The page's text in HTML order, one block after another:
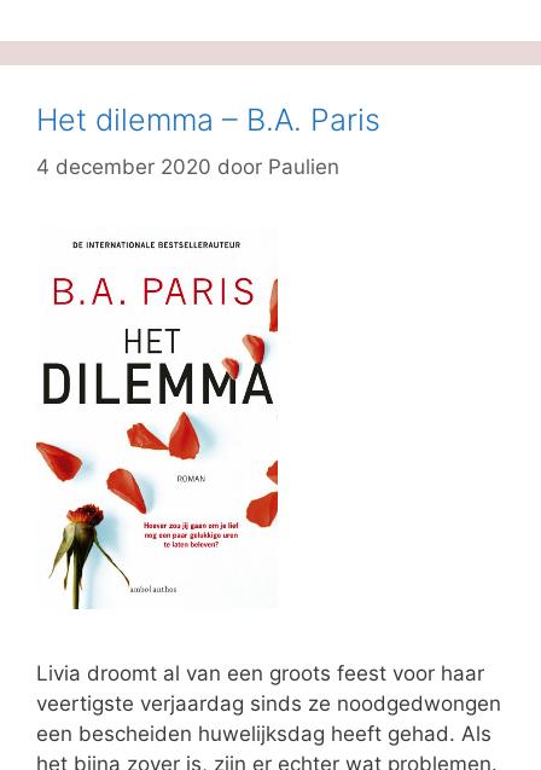
Het dilemma – B.A. Paris
4 december 2020 door Paulien
Livia droomt al van een groots feest voor haar
veertigste verjaardag sinds ze noodgedwongen
een bescheiden huwelijksdag heeft gehad. Als
het bijna zover is, zijn er echter wat problemen.